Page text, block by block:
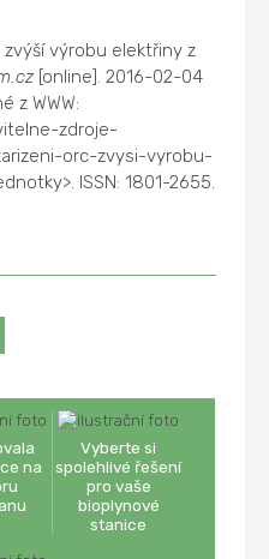
zvýší výrobu elektřiny z
[online]. 2016-02-04
z WWW:
zdroje-
orc-zvysi-vyrobu-
ISSN: 1801-2655.
na
Vyberte si
spolehlivé řešení
pro vaše
bioplynové
stanice